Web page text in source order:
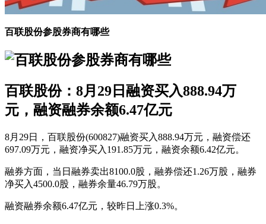
百联股份参股券商有哪些
百联股份：8月29日融资买入888.94万
元，融资融券余额6.47亿元
8月29日，百联股份(600827)融资买入888.94万元，融资偿还
697.09万元，融资净买入191.85万元，融资余额6.42亿元。
融券方面，当日融券卖出8100.0股，融券偿还1.26万股，融券
净买入4500.0股，融券余量46.79万股。
融资融券余额6.47亿元，较昨日上涨0.3%。